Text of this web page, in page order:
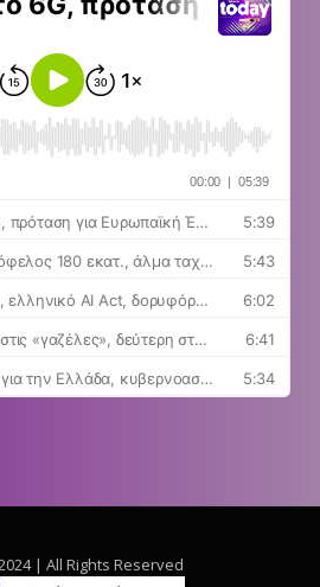
| All Rights Reserved